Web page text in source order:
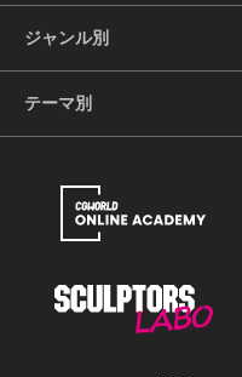
ジャンル別
テーマ別